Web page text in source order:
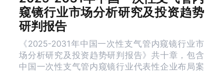
窥镜行业市场分析研究及投资趋势
研判报告
《2025-2031年中国一次性支气管内窥镜行业市
场分析研究及投资趋势研判报告》共十章，包含
中国一次性支气管内窥镜行业代表性企业布局案